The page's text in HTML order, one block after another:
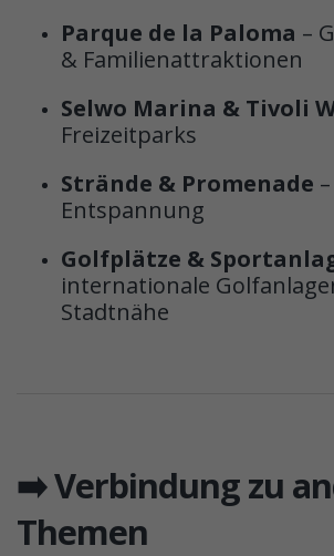
Parque de la Paloma –
& Familienattraktionen
Selwo Marina & Tivoli
Freizeitparks
Strände & Promenade
Entspannung
Golfplätze &
internationale
Stadtnähe
➡️ Verbindung zu
Themen